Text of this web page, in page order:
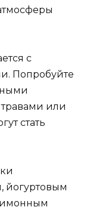
с
Попробуйте
или
стать
йогуртовым